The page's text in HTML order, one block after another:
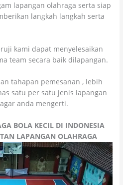
lapangan olahraga serta siap
langkah langkah serta
kami dapat menyelesaikan
team secara baik dilapangan.
tahapan pemesanan , lebih
satu per satu jenis lapangan
anda mengerti.
BOLA KECIL DI INDONESIA
LAPANGAN OLAHRAGA